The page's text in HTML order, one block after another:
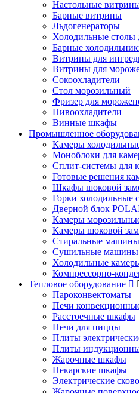
Настольные
Барные витрины
Льдогенераторы
Холодильные столы
Барные
Витрины для
Витрины для
Сокоохладители
Стол морозильный
Фризер для
Пивоохладители
Винные шкафы
Промышленное
Камеры
Моноблоки для
Сплит-системы для
Готовые решения
Шкафы шоковой
Горки холодильные
Дверной блок
Камеры
Камеры шоковой
Стиральные машины
Сушильные машины
Холодильные
Компрессорно-
Тепловое оборудование
Пароконвектоматы
Печи
Расстоечные шкафы
Печи для пиццы
Плиты
Плиты
Жарочные шкафы
Пекарские шкафы
Электрические